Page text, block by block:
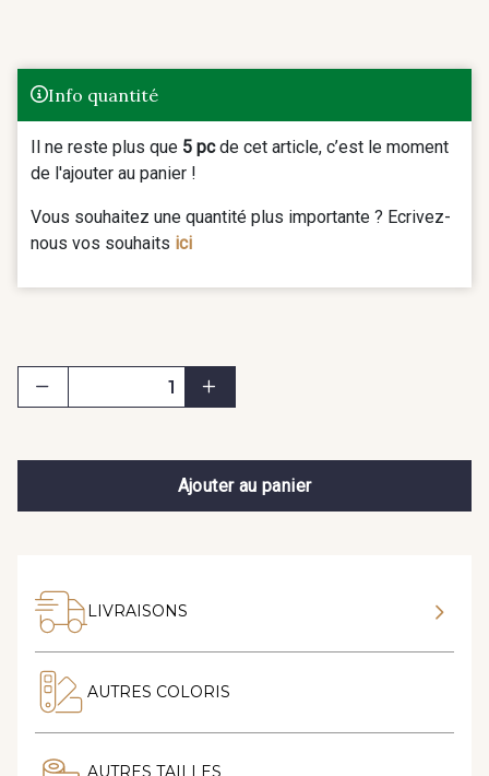
Info quantité
Il ne reste plus que 5 pcde cet article, c’est le moment
de l'ajouter au panier !
Vous souhaitez une quantité plus importante ? Ecrivez-
nous vos souhaits ici
Ajouter au panier
LIVRAISONS
AUTRES COLORIS
AUTRES TAILLES